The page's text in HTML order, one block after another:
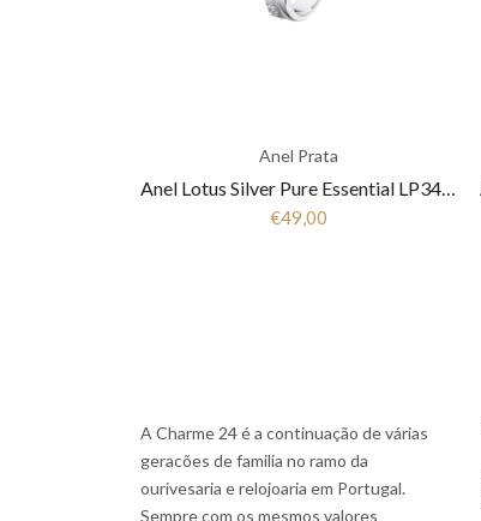
Anel Prata
Anel Lotus Silver Pure Essential LP3446-3/1 Mulher Prata
€49,00
A Charme 24 é a continuação de várias
geracões de familia no ramo da
ourivesaria e relojoaria em Portugal.
Sempre com os mesmos valores